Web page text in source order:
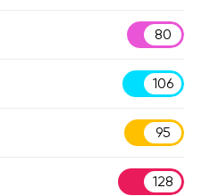
80
106
95
128